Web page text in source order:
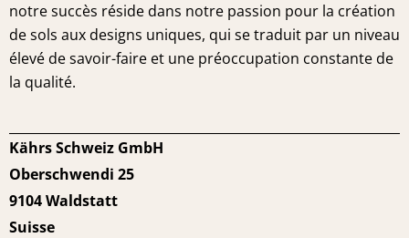
notre succès réside dans notre passion pour la création
de sols aux designs uniques, qui se traduit par un niveau
élevé de savoir-faire et une préoccupation constante de
la qualité.
Kährs Schweiz GmbH
Oberschwendi 25
9104 Waldstatt
Suisse